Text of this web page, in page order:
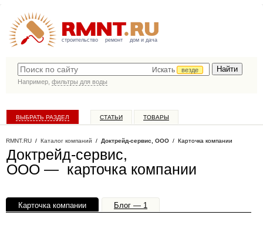
строительство ремонт дом и дача
Искать
везде
Например, фильтры для воды
ВЫБРАТЬ РАЗДЕЛ СТАТЬИ ТОВАРЫ
RMNT.RU / Каталог компаний / Доктрейд-сервис, ООО / Карточка компании
Доктрейд-сервис,
ООО — карточка компании
Карточка компании
Блог — 1